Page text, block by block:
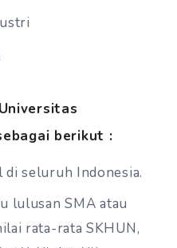
berikut :
seluruh Indonesia.
lulusan SMA atau
rata-rata SKHUN,